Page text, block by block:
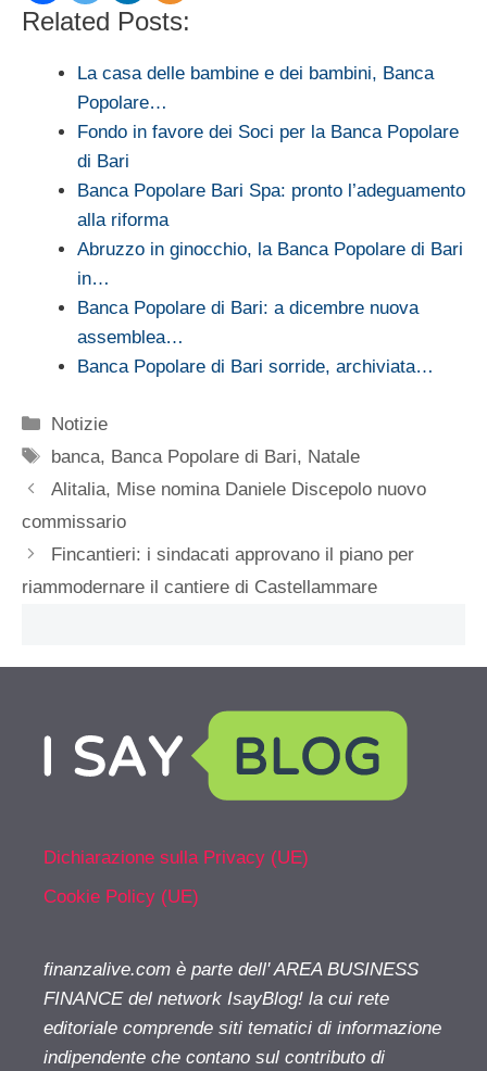
Related Posts:
La casa delle bambine e dei bambini, Banca
Popolare…
Fondo in favore dei Soci per la Banca Popolare
di Bari
Banca Popolare Bari Spa: pronto l’adeguamento
alla riforma
Abruzzo in ginocchio, la Banca Popolare di Bari
in…
Banca Popolare di Bari: a dicembre nuova
assemblea…
Banca Popolare di Bari sorride, archiviata…
Categorie
Notizie
Tag
banca, Banca Popolare di Bari, Natale
Alitalia, Mise nomina Daniele Discepolo nuovo
commissario
Fincantieri: i sindacati approvano il piano per
riammodernare il cantiere di Castellammare
Dichiarazione sulla Privacy (UE)
Cookie Policy (UE)
finanzalive.com è parte dell' AREA BUSINESS
FINANCE del network IsayBlog! la cui rete
editoriale comprende siti tematici di informazione
indipendente che contano sul contributo di